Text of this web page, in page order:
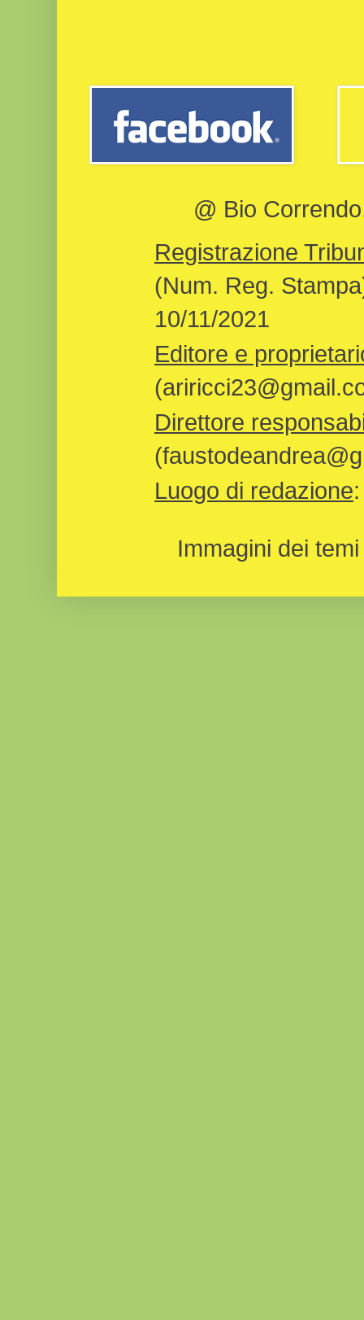
@ Bio
Registrazione
(Num. Reg.
10/11/2021
Editore e
Direttore
Luogo di redazione
Immagini dei